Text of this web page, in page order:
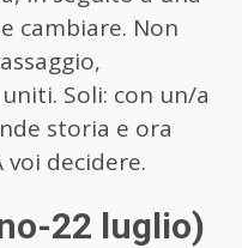
cambiare. Non
Soli: con un/a
storia e ora
decidere.
22 luglio)